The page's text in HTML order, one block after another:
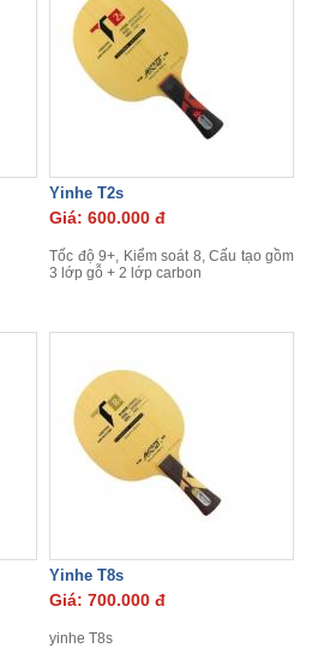
Yinhe T2s
Giá: 600.000 đ
Tốc độ 9+, Kiểm soát 8, Cấu tạo gồm
3 lớp gỗ + 2 lớp carbon
Yinhe T8s
Giá: 700.000 đ
yinhe T8s